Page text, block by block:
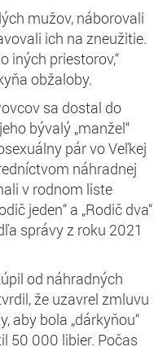
mužov, náborovali
ich na zneužitie.
iných priestorov,“
obžaloby.
sa dostal do
bývalý „manžel“
pár vo Veľkej
náhradnej
v rodnom liste
jeden“ a „Rodič dva“
správy z roku 2021
od náhradných
že uzavrel zmluvu
aby bola „dárkyňou“
50 000 libier. Počas